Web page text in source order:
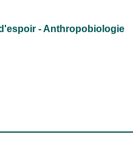
- Anthropobiologie